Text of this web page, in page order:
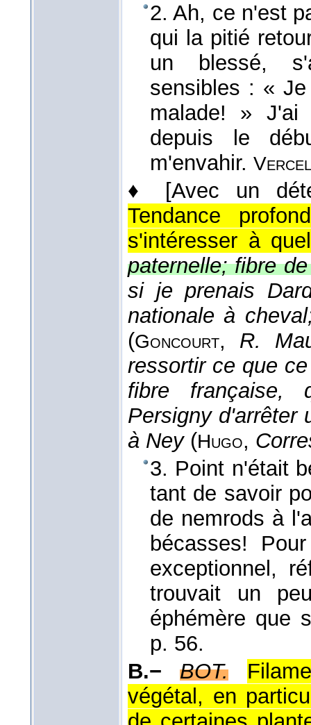
2. Ah, ce n'est
qui la pitié
un blessé,
sensibles : «
malade! »
depuis le
m'envahir. Vercel
♦
[Avec un
Tendance
s'intéresser à
paternelle; fibre
si je prenais
nationale à
(Goncourt, R.
ressortir ce que
fibre française,
Persigny d'arrêter
à Ney(Hugo,
3. Point n'était
tant de savoir
de nemrods à
bécasses!
exceptionnel,
trouvait un
éphémère que
p. 56.
B.−
BOT.
végétal, en